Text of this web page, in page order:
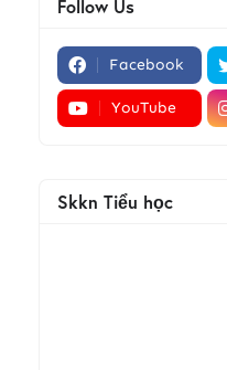
Follow Us
Facebook
YouTube
Skkn Tiểu học